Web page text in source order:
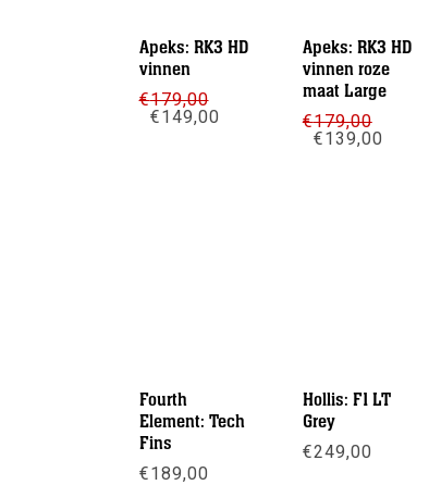
Apeks: RK3 HD
vinnen
€179,00
Oorspronkelijke
€149,00
Apeks: RK3 HD
vinnen roze
maat Large
€179,00
Oorspronkelijke
€139,00
Fourth
Element: Tech
Fins
€189,00
Hollis: F1 LT
Grey
€249,00